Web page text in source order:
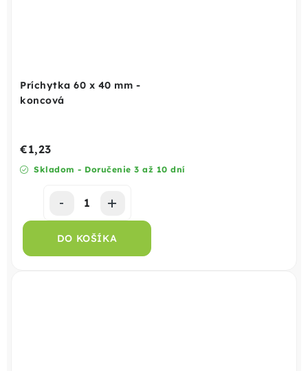
Príchytka 60 x 40 mm -
koncová
Skladom - Doručenie 3 až 10 dní
€1,23
DO KOŠÍKA